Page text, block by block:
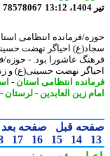
78578067
فرمانده انتظامی استان
احیاگر نهضت حسینی(ع)
عاشورا بود. - حوزه/
نهضت حسینی(ع) و زنده
انتظامی استان-استان
زین العابدین-لرستان-امام
قبل صفحه بعد 1
14
15
16
17
18